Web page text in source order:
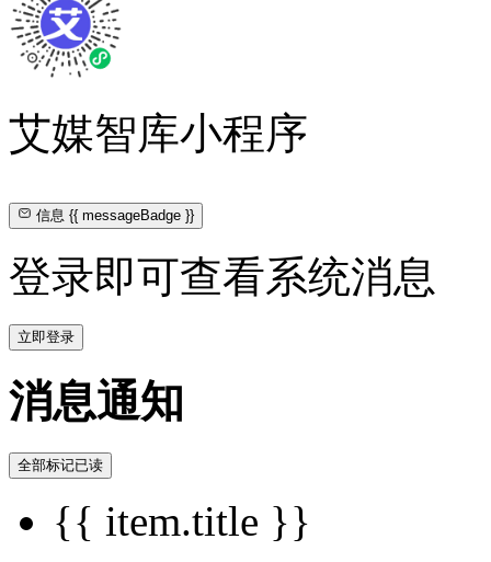
艾媒智库小程序
信息{{ messageBadge }}
登录即可查看系统消息
立即登录
消息通知
全部标记已读
{{ item.title }}